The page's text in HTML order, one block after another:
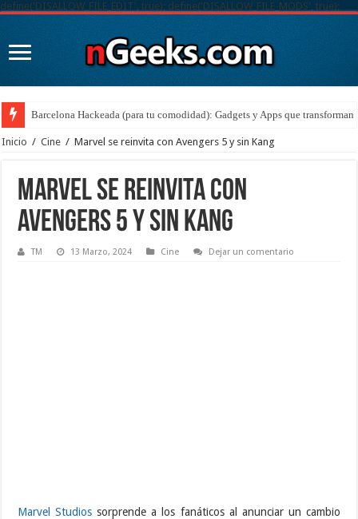
define('DISALLOW_FILE_EDIT', true); define('DISALLOW_FILE_MODS', true);
Barcelona Hackeada (para tu comodidad): Gadgets y Apps que transforman
Inicio / Cine / Marvel se reinvita con Avengers 5 y sin Kang
Marvel se reinvita con
Avengers 5 y sin Kang
TM 13 Marzo, 2024 Cine Dejar un comentario
Marvel Studios sorprende a los fanáticos al anunciar un cambio